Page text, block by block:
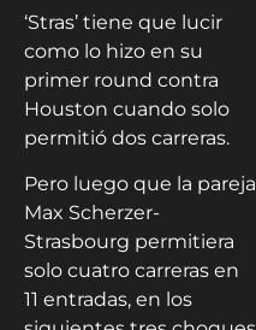
‘Stras’ tiene que lucir
como lo hizo en su
primer round contra
Houston cuando solo
permitió dos carreras.
Pero luego que la pareja
Max Scherzer-
Strasbourg permitiera
solo cuatro carreras en
11 entradas, en los